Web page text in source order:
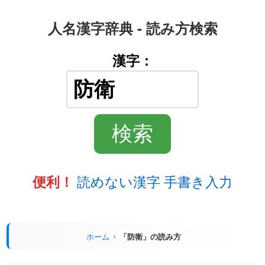
人名漢字辞典 - 読み方検索
漢字：
便利！ 読めない漢字 手書き入力
ホーム 「防衛」の読み方